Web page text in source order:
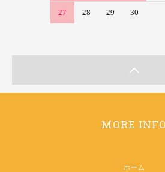
27 28 29 30
MORE INFO
ホーム